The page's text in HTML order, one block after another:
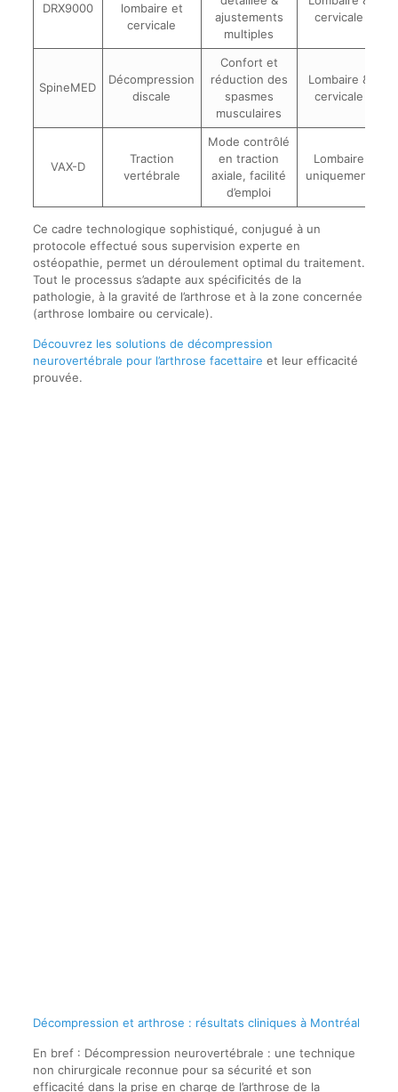
DRX9000
lombaire et
cervicale
ajustements
multiples
cervicale
SpineMED
Décompression
discale
Confort et
réduction des
spasmes
musculaires
Lombaire &
cervicale
VAX-D
Traction
vertébrale
Mode contrôlé
en traction
axiale, facilité
d’emploi
Lombaire
uniquement
Ce cadre technologique sophistiqué, conjugué à un
protocole effectué sous supervision experte en
ostéopathie, permet un déroulement optimal du traitement.
Tout le processus s’adapte aux spécificités de la
pathologie, à la gravité de l’arthrose et à la zone concernée
(arthrose lombaire ou cervicale).
Découvrez les solutions de décompression
neurovertébrale pour l’arthrose facettaire et leur efficacité
prouvée.
Décompression et arthrose : résultats cliniques à Montréal
En bref : Décompression neurovertébrale : une technique
non chirurgicale reconnue pour sa sécurité et son
efficacité dans la prise en charge de l’arthrose de la